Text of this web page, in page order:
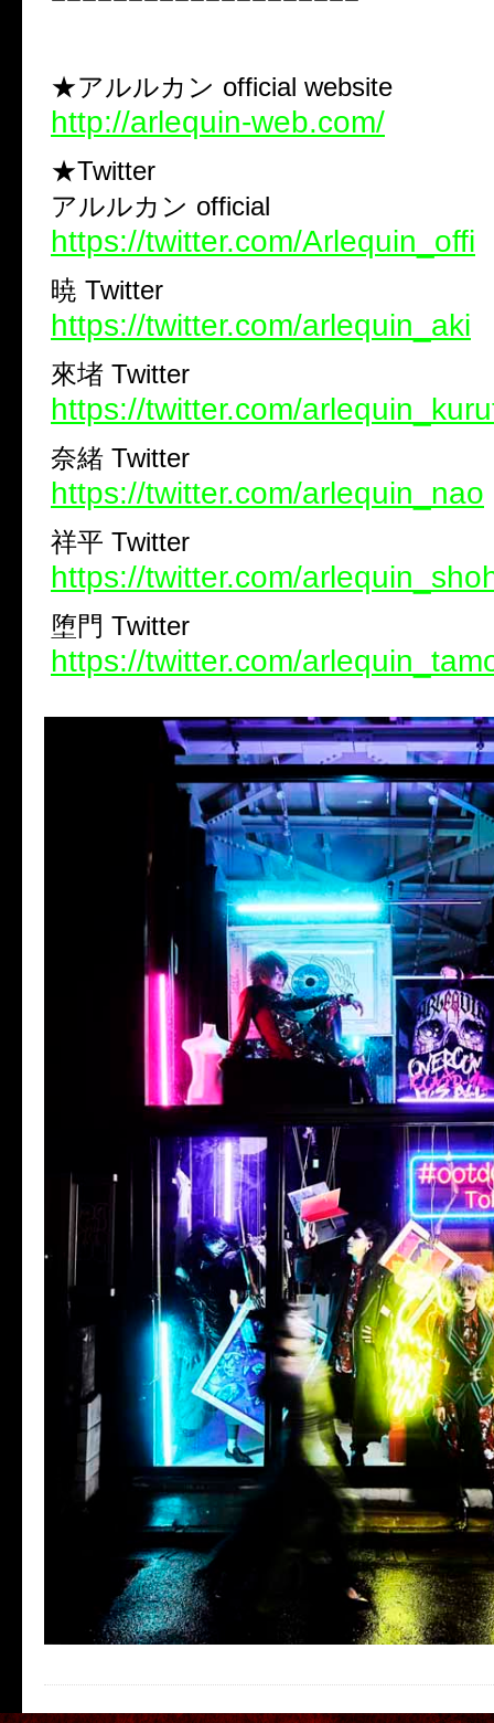
★アルルカン official website
http://arlequin-web.com/
★Twitter
アルルカン official
https://twitter.com/Arlequin_offi
暁 Twitter
https://twitter.com/arlequin_aki
來堵 Twitter
https://twitter.com/
奈緒 Twitter
https://twitter.com/arlequin_nao
祥平 Twitter
https://twitter.com/
堕門 Twitter
https://twitter.com/